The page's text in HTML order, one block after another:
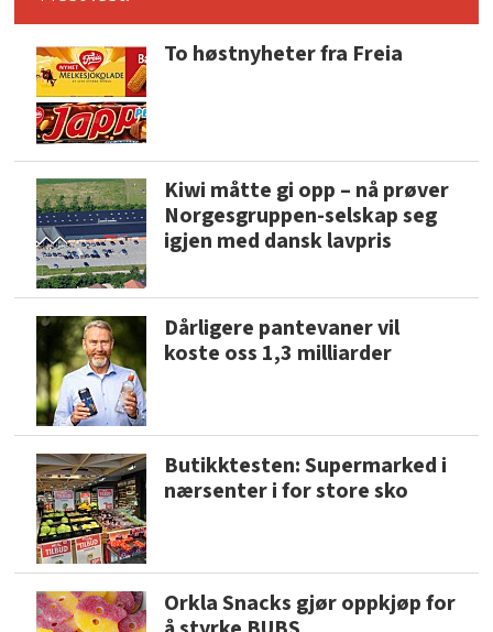
To høstnyheter fra Freia
Kiwi måtte gi opp – nå prøver
Norgesgruppen-selskap seg
igjen med dansk lavpris
Dårligere pantevaner vil
koste oss 1,3 milliarder
Butikktesten: Supermarked i
nærsenter i for store sko
Orkla Snacks gjør oppkjøp for